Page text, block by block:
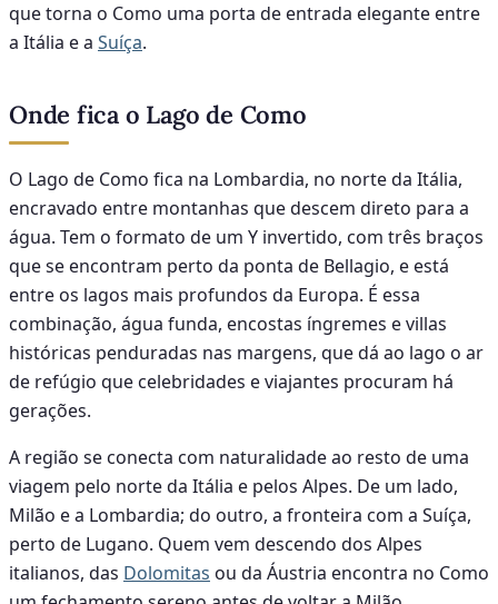
que torna o Como uma porta de entrada elegante entre
a Itália e a Suíça.
Onde fica o Lago de Como
O Lago de Como fica na Lombardia, no norte da Itália,
encravado entre montanhas que descem direto para a
água. Tem o formato de um Y invertido, com três braços
que se encontram perto da ponta de Bellagio, e está
entre os lagos mais profundos da Europa. É essa
combinação, água funda, encostas íngremes e villas
históricas penduradas nas margens, que dá ao lago o ar
de refúgio que celebridades e viajantes procuram há
gerações.
A região se conecta com naturalidade ao resto de uma
viagem pelo norte da Itália e pelos Alpes. De um lado,
Milão e a Lombardia; do outro, a fronteira com a Suíça,
perto de Lugano. Quem vem descendo dos Alpes
italianos, das Dolomitas ou da Áustria encontra no Como